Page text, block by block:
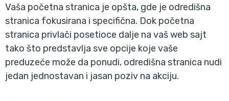
Vaša početna stranica je opšta, gde je odredišna
stranica fokusirana i specifična. Dok početna
stranica privlači posetioce dalje na vaš web sajt
tako što predstavlja sve opcije koje vaše
preduzeće može da ponudi, odredišna stranica nudi
jedan jednostavan i jasan poziv na akciju.